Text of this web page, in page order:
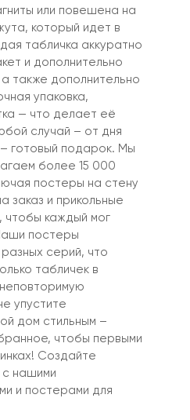
или повешена на
который идет в
табличка аккуратно
и дополнительно
также дополнительно
упаковка,
— что делает её
случай – от дня
готовый подарок. Мы
более 15 000
постеры на стену
заказ и прикольные
чтобы каждый мог
постеры
серий, что
табличек в
упустите
дом стильным –
чтобы первыми
Создайте
с нашими
и постерами для